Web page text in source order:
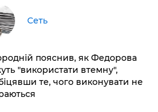
Сеть
пояснив, як Федорова
"використати втемну",
те, чого виконувати не